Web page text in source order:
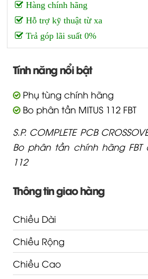
Hàng chính hãng
Hỗ trợ kỹ thuật từ xa
Trả góp lãi suất 0%
Tính năng nổi bật
Phụ tùng chính hãng
Bo phân tần MITUS 112 FBT
S.P. COMPLETE PCB
Bo phân tần chính hãng FBT
112
Thông tin giao hàng
Chiều Dài
Chiều Rộng
Chiều Cao